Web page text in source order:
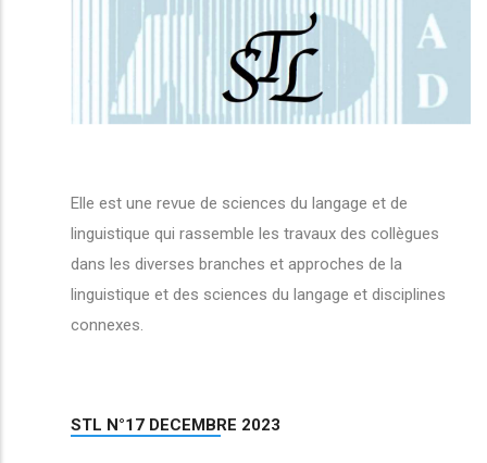
Elle est une revue de sciences du langage et de
linguistique qui rassemble les travaux des collègues
dans les diverses branches et approches de la
linguistique et des sciences du langage et disciplines
connexes.
STL N°17 DECEMBRE 2023